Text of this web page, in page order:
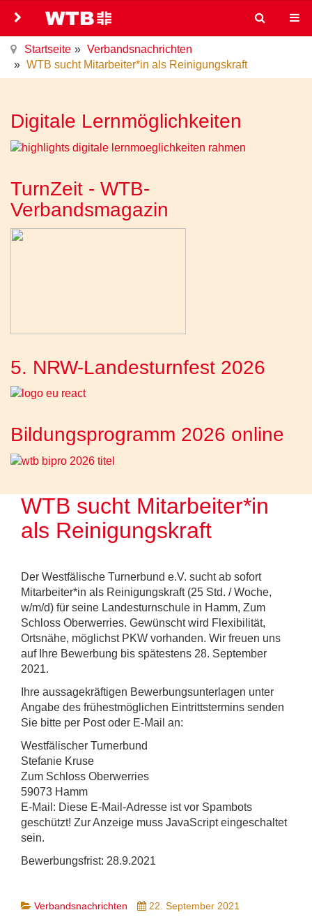
Startseite
Verbandsnachrichten
WTB sucht Mitarbeiter*in als Reinigungskraft
Digitale Lernmöglichkeiten
TurnZeit - WTB-
Verbandsmagazin
5. NRW-Landesturnfest 2026
Bildungsprogramm 2026 online
WTB sucht Mitarbeiter*in
als Reinigungskraft
Der Westfälische Turnerbund e.V. sucht ab sofort
Mitarbeiter*in als Reinigungskraft (25 Std. / Woche,
w/m/d) für seine Landesturnschule in Hamm, Zum
Schloss Oberwerries. Gewünscht wird Flexibilität,
Ortsnähe, möglichst PKW vorhanden. Wir freuen uns
auf Ihre Bewerbung bis spätestens 28. September
2021.
Ihre aussagekräftigen Bewerbungsunterlagen unter
Angabe des frühestmöglichen Eintrittstermins senden
Sie bitte per Post oder E-Mail an:
Westfälischer Turnerbund
Stefanie Kruse
Zum Schloss Oberwerries
59073 Hamm
E-Mail: Diese E-Mail-Adresse ist vor Spambots
geschützt! Zur Anzeige muss JavaScript eingeschaltet
sein.
Bewerbungsfrist: 28.9.2021
Verbandsnachrichten 22. September 2021